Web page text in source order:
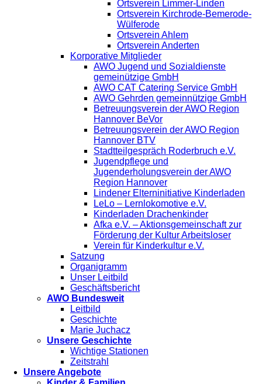
Ortsverein Limmer-Linden
Ortsverein Kirchrode-Bemerode-
Wülferode
Ortsverein Ahlem
Ortsverein Anderten
Korporative Mitglieder
AWO Jugend und Sozialdienste
gemeinützige GmbH
AWO CAT Catering Service GmbH
AWO Gehrden gemeinnützige GmbH
Betreuungsverein der AWO Region
Hannover BeVor
Betreuungsverein der AWO Region
Hannover BTV
Stadtteilgespräch Roderbruch e.V.
Jugendpflege und
Jugenderholungsverein der AWO
Region Hannover
Lindener Elterninitiative Kinderladen
LeLo – Lernlokomotive e.V.
Kinderladen Drachenkinder
Afka e.V. – Aktionsgemeinschaft zur
Förderung der Kultur Arbeitsloser
Verein für Kinderkultur e.V.
Satzung
Organigramm
Unser Leitbild
Geschäftsbericht
AWO Bundesweit
Leitbild
Geschichte
Marie Juchacz
Unsere Geschichte
Wichtige Stationen
Zeitstrahl
Unsere Angebote